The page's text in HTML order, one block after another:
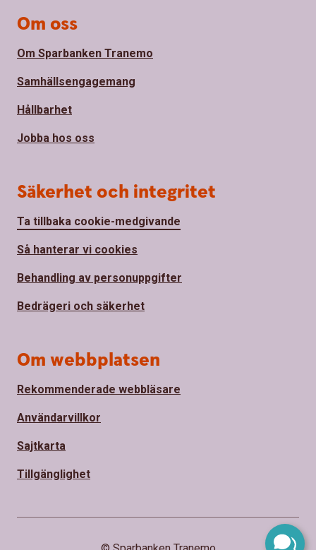
Om oss
Om Sparbanken Tranemo
Samhällsengagemang
Hållbarhet
Jobba hos oss
Säkerhet och integritet
Ta tillbaka cookie-medgivande
Så hanterar vi cookies
Behandling av personuppgifter
Bedrägeri och säkerhet
Om webbplatsen
Rekommenderade webbläsare
Användarvillkor
Sajtkarta
Tillgänglighet